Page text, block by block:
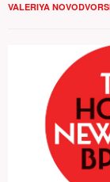
VALERIYA